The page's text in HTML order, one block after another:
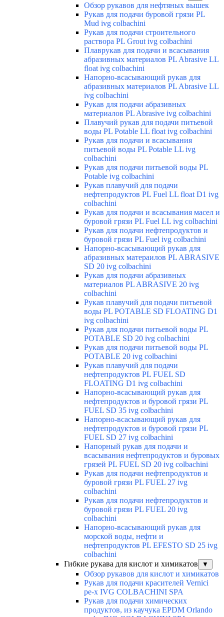
Обзор рукавов для нефтяных вышек
Рукав для подачи буровой грязи PL
Mud ivg colbachini
Рукав для подачи строительного
раствора PL Grout ivg colbachini
Плаврукав для подачи и всасывания
абразивных материалов PL Abrasive LL
float ivg colbachini
Напорно-всасывающий рукав для
абразивных материалов PL Abrasive LL
ivg colbachini
Рукав для подачи абразивных
материалов PL Abrasive ivg colbachini
Плавучий рукав для подачи питьевой
воды PL Potable LL float ivg colbachini
Рукав для подачи и всасывания
питьевой воды PL Potable LL ivg
colbachini
Рукав для подачи питьевой воды PL
Potable ivg colbachini
Рукав плавучий для подачи
нефтепродуктов PL Fuel LL float D1 ivg
colbachini
Рукав для подачи и всасывания масел и
буровой грязи PL Fuel LL ivg colbachini
Рукав для подачи нефтепродуктов и
буровой грязи PL Fuel ivg colbachini
Напорно-всасывающий рукав для
абразивных матераилов PL ABRASIVE
SD 20 ivg colbachini
Рукав для подачи абразивных
материалов PL ABRASIVE 20 ivg
colbachini
Рукав плавучий для подачи питьевой
воды PL POTABLE SD FLOATING D1
ivg colbachini
Рукав для подачи питьевой воды PL
POTABLE SD 20 ivg colbachini
Рукав для подачи питьевой воды PL
POTABLE 20 ivg colbachini
Рукав плавучий для подачи
нефтепродуктов PL FUEL SD
FLOATING D1 ivg colbachini
Напорно-всасывающий рукав для
нефтепродуктов и буровой грязи PL
FUEL SD 35 ivg colbachini
Напорно-всасывающий рукав для
нефтепродуктов и буровой грязи PL
FUEL SD 27 ivg colbachini
Напорный рукав для подачи и
всасывания нефтепродуктов и буровых
грязей PL FUEL SD 20 ivg colbachini
Рукав для подачи нефтепродуктов и
буровой грязи PL FUEL 27 ivg
colbachini
Рукав для подачи нефтепродуктов и
буровой грязи PL FUEL 20 ivg
colbachini
Напорно-всасывающий рукав для
морской воды, нефти и
нефтепродуктов PL EFESTO SD 25 ivg
colbachini
Гибкие рукава для кислот и химикатов
▼
Обзор рукавов для кислот и химикатов
Рукав для подачи красителей Vernici
pe-x IVG COLBACHINI SPA
Рукав для подачи химических
продуктов, из каучука EPDM Orlando